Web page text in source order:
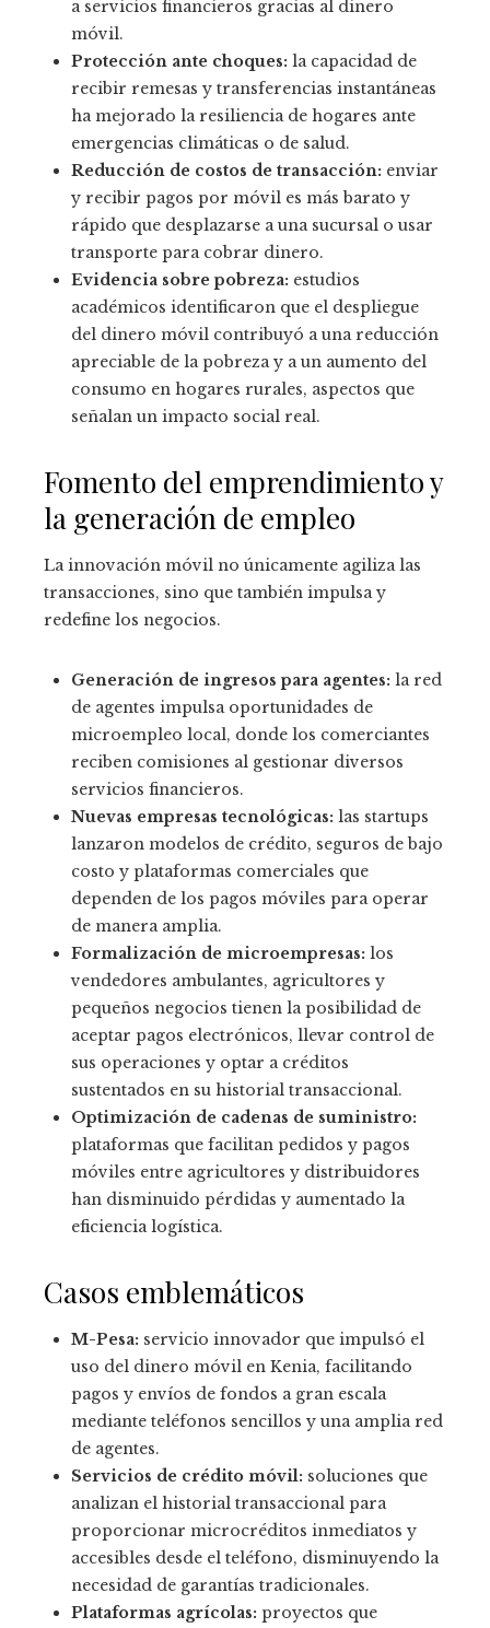
a servicios financieros gracias al dinero
móvil.
Protección ante choques: la capacidad de
recibir remesas y transferencias instantáneas
ha mejorado la resiliencia de hogares ante
emergencias climáticas o de salud.
Reducción de costos de transacción: enviar
y recibir pagos por móvil es más barato y
rápido que desplazarse a una sucursal o usar
transporte para cobrar dinero.
Evidencia sobre pobreza: estudios
académicos identificaron que el despliegue
del dinero móvil contribuyó a una reducción
apreciable de la pobreza y a un aumento del
consumo en hogares rurales, aspectos que
señalan un impacto social real.
Fomento del emprendimiento y
la generación de empleo
La innovación móvil no únicamente agiliza las
transacciones, sino que también impulsa y
redefine los negocios.
Generación de ingresos para agentes: la red
de agentes impulsa oportunidades de
microempleo local, donde los comerciantes
reciben comisiones al gestionar diversos
servicios financieros.
Nuevas empresas tecnológicas: las startups
lanzaron modelos de crédito, seguros de bajo
costo y plataformas comerciales que
dependen de los pagos móviles para operar
de manera amplia.
Formalización de microempresas: los
vendedores ambulantes, agricultores y
pequeños negocios tienen la posibilidad de
aceptar pagos electrónicos, llevar control de
sus operaciones y optar a créditos
sustentados en su historial transaccional.
Optimización de cadenas de suministro:
plataformas que facilitan pedidos y pagos
móviles entre agricultores y distribuidores
han disminuido pérdidas y aumentado la
eficiencia logística.
Casos emblemáticos
M-Pesa: servicio innovador que impulsó el
uso del dinero móvil en Kenia, facilitando
pagos y envíos de fondos a gran escala
mediante teléfonos sencillos y una amplia red
de agentes.
Servicios de crédito móvil: soluciones que
analizan el historial transaccional para
proporcionar microcréditos inmediatos y
accesibles desde el teléfono, disminuyendo la
necesidad de garantías tradicionales.
Plataformas agrícolas: proyectos que